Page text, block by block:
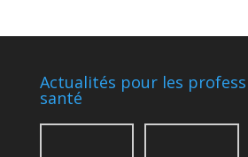
Actualités pour les
santé